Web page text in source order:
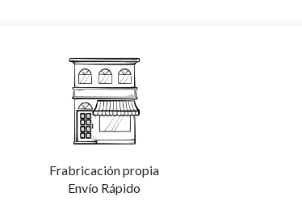
Frabricación propia
Envío Rápido